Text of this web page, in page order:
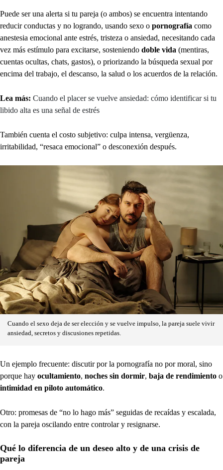
Puede ser una alerta si tu pareja (o ambos) se encuentra intentando
reducir conductas y no logrando, usando sexo o pornografía como
anestesia emocional ante estrés, tristeza o ansiedad, necesitando cada
vez más estímulo para excitarse, sosteniendo doble vida (mentiras,
cuentas ocultas, chats, gastos), o priorizando la búsqueda sexual por
encima del trabajo, el descanso, la salud o los acuerdos de la relación.
Lea más: Cuando el placer se vuelve ansiedad: cómo identificar si tu
libido alta es una señal de estrés
También cuenta el costo subjetivo: culpa intensa, vergüenza,
irritabilidad, “resaca emocional” o desconexión después.
Cuando el sexo deja de ser elección y se vuelve impulso, la pareja suele vivir
ansiedad, secretos y discusiones repetidas.
Un ejemplo frecuente: discutir por la pornografía no por moral, sino
porque hay ocultamiento, noches sin dormir, baja de rendimiento o
intimidad en piloto automático.
Otro: promesas de “no lo hago más” seguidas de recaídas y escalada,
con la pareja oscilando entre controlar y resignarse.
Qué lo diferencia de un deseo alto y de una crisis de
pareja